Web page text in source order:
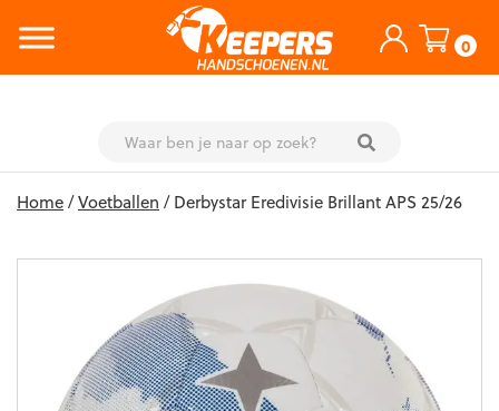
0
Home/Voetballen / Derbystar Eredivisie Brillant APS 25/26